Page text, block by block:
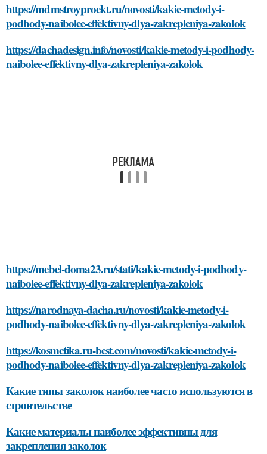
https://mdmstroyproekt.ru/novosti/kakie-metody-i-
podhody-naibolee-effektivny-dlya-zakrepleniya-zakolok
https://dachadesign.info/novosti/kakie-metody-i-podhody-
naibolee-effektivny-dlya-zakrepleniya-zakolok
https://mebel-doma23.ru/stati/kakie-metody-i-podhody-
naibolee-effektivny-dlya-zakrepleniya-zakolok
https://narodnaya-dacha.ru/novosti/kakie-metody-i-
podhody-naibolee-effektivny-dlya-zakrepleniya-zakolok
https://kosmetika.ru-best.com/novosti/kakie-metody-i-
podhody-naibolee-effektivny-dlya-zakrepleniya-zakolok
Какие типы заколок наиболее часто используются в
строительстве
Какие материалы наиболее эффективны для
закрепления заколок